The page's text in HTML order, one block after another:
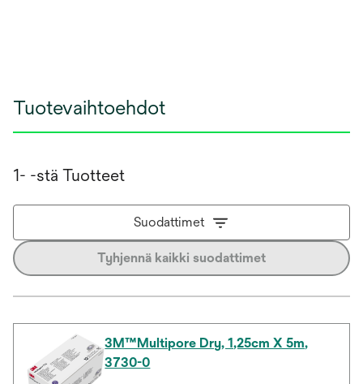
Tuotevaihtoehdot
1- -stä Tuotteet
Suodattimet
Tyhjennä kaikki suodattimet
3M™Multipore Dry, 1,25cm X 5m,
3730-0